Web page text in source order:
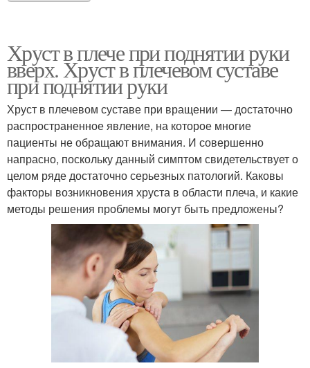
Хруст в плече при поднятии руки
вверх. Хруст в плечевом суставе
при поднятии руки
Хруст в плечевом суставе при вращении — достаточно
распространенное явление, на которое многие
пациенты не обращают внимания. И совершенно
напрасно, поскольку данный симптом свидетельствует о
целом ряде достаточно серьезных патологий. Каковы
факторы возникновения хруста в области плеча, и какие
методы решения проблемы могут быть предложены?